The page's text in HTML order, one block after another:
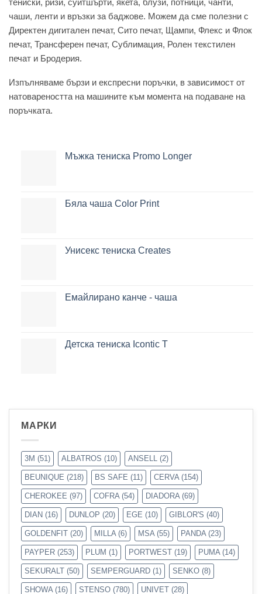
тениски, ризи, суитшърти, якета, блузи, потници, чанти,
чаши, ленти и връзки за баджове. Можем да сме полезни с
Директен дигитален печат, Сито печат, Щампи, Флекс и Флок
печат, Трансферен печат, Сублимация, Ролен текстилен
печат и Бродерия.
Изпълняваме бързи и експресни поръчки, в зависимост от
натовареността на машините към момента на подаване на
поръчката.
Мъжка тениска Promo Longer
Бяла чаша Color Print
Унисекс тениска Creates
Емайлирано канче - чаша
Детска тениска Icontic T
МАРКИ
3M (51) ALBATROS (10) ANSELL (2)
BEUNIQUE (218) BS SAFE (11) CERVA (154)
CHEROKEE (97) COFRA (54) DIADORA (69)
DIAN (16) DUNLOP (20) EGE (10) GIBLOR'S (40)
GOLDENFIT (20) MILLA (6) MSA (55) PANDA (23)
PAYPER (253) PLUM (1) PORTWEST (19) PUMA (14)
SEKURALT (50) SEMPERGUARD (1) SENKO (8)
SHOWA (16) STENSO (780) UNIVET (28)